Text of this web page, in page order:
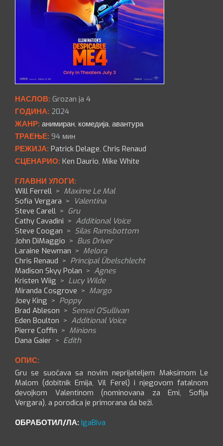
НАСЛОВ: Grozan ja 4
ГОДИНА: 2024
ЖАНР: анимиран, комедија, авантура
ТРАЕЊЕ: 94 мин
РЕЖИЈА: Patrick Delage, Chris Renaud
СЦЕНАРИО: Ken Daurio, Mike White
ГЛАВНИ УЛОГИ:
Will Ferrell > Maxime Le Mal
Sofía Vergara > Valentina
Steve Carell > Gru
Cathy Cavadini > Additional Voice
Steve Coogan > Silas Ramsbottom
John DiMaggio > Bus Driver
Laraine Newman > Melora
Chris Renaud > Principal Übelschlecht
Madison Skyy Polan > Agnes
Kristen Wiig > Lucy Wilde
Miranda Cosgrove > Margo
Joey King > Poppy
Brad Ableson > Sensei O'Sullivan
Eden Boulton > Additional Voice
Pierre Coffin > Minions
Dana Gaier > Edith
ОПИС:
Gru se suočava sa novim neprijateljem Maksimom Le
Malom (dobitnik Emija, Vil Ferel) i njegovom fatalnom
devojkom Valentinom (nominovana za Emi, Sofija
Vergara), a porodica je primorana da beži.
OБРАБОТИЛ/ЛА: IgaBiva